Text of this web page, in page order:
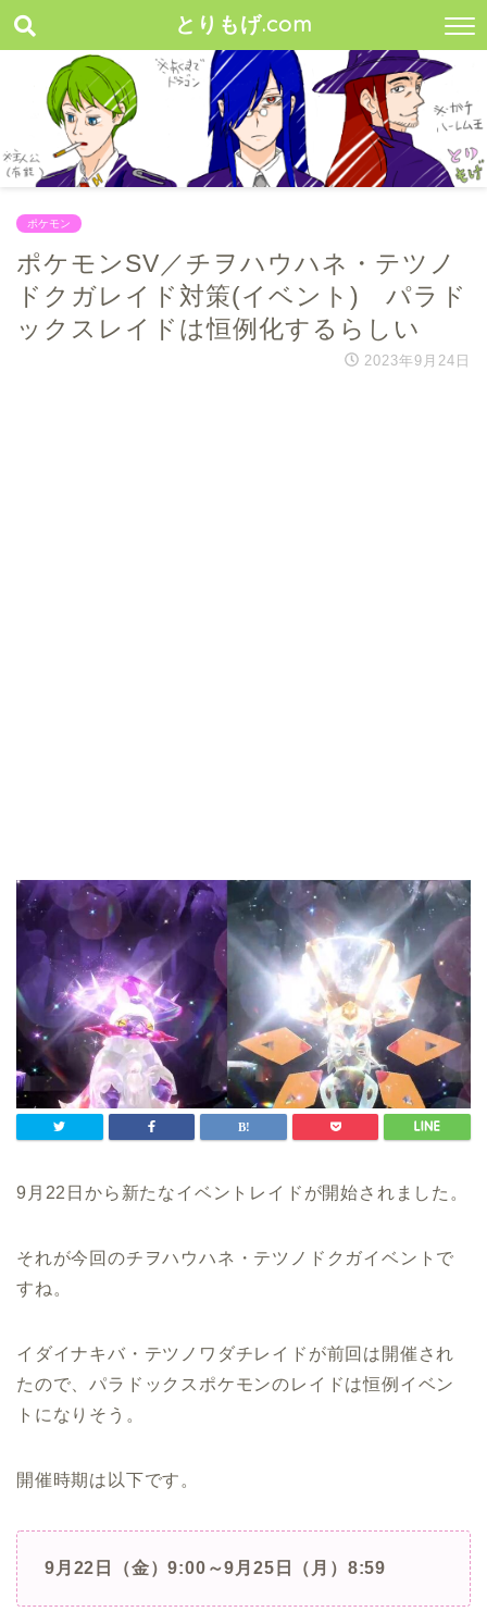
とりもげ.com
ポケモン
ポケモンSV／チヲハウハネ・テツノ
ドクガレイド対策(イベント) パラド
ックスレイドは恒例化するらしい
2023年9月24日
9月22日から新たなイベントレイドが開始されました。
それが今回のチヲハウハネ・テツノドクガイベントで
すね。
イダイナキバ・テツノワダチレイドが前回は開催され
たので、パラドックスポケモンのレイドは恒例イベン
トになりそう。
開催時期は以下です。
9月22日（金）9:00～9月25日（月）8:59